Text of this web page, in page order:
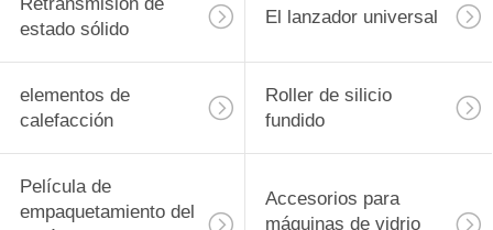
estado sólido
El lanzador universal
elementos de
calefacción
Roller de silicio
fundido
Película de
empaquetamiento del
Accesorios para
máquinas de vidrio